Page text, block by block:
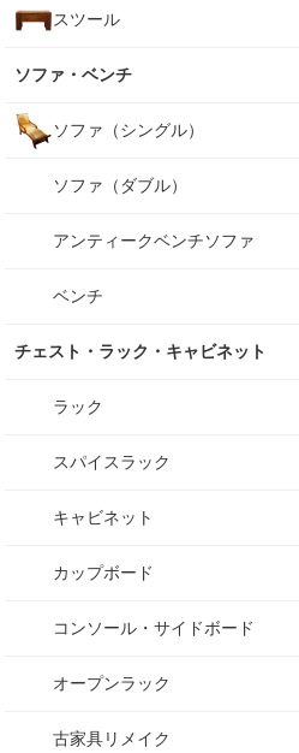
スツール
ソファ・ベンチ
ソファ（シングル）
ソファ（ダブル）
アンティークベンチソファ
ベンチ
チェスト・ラック・キャビネット
ラック
スパイスラック
キャビネット
カップボード
コンソール・サイドボード
オープンラック
古家具リメイク